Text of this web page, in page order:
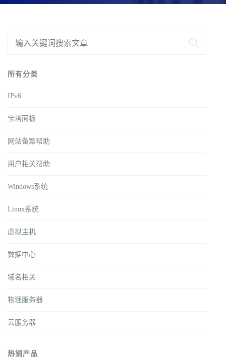
所有分类
IPv6
宝塔面板
网站备案帮助
用户相关帮助
Windows系统
Linux系统
虚拟主机
数据中心
域名相关
物理服务器
云服务器
热销产品